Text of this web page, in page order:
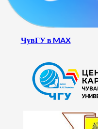
ЧувГУ в MAX